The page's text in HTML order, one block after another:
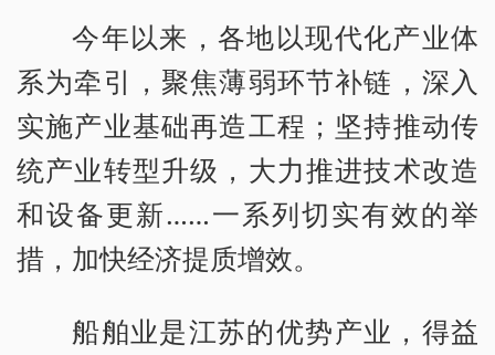
今年以来，各地以现代化产业体
系为牵引，聚焦薄弱环节补链，深入
实施产业基础再造工程；坚持推动传
统产业转型升级，大力推进技术改造
和设备更新……一系列切实有效的举
措，加快经济提质增效。
船舶业是江苏的优势产业，得益